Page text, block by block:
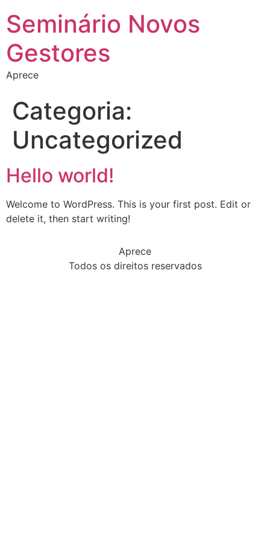
Seminário Novos
Gestores
Aprece
Categoria:
Uncategorized
Hello world!
Welcome to WordPress. This is your first post. Edit or
delete it, then start writing!
Aprece
Todos os direitos reservados